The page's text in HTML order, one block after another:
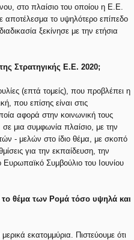
στο πλαίσιο του οποίου η Ε.Ε.
αποτέλεσμα το υψηλότερο επίπεδο
ξεκίνησε με την ετήσια
Στρατηγικής Ε.Ε. 2020;
(επτά τομείς), που προβλέπει η
που επίσης είναι στις
αφορά στην κοινωνική τους
μια συμφωνία πλαίσιο, με την
- μελών στο ίδιο θέμα, με σκοπό
για την εκπαίδευση, την
Συμβούλιο του Ιουνίου
το θέμα των Ρομά τόσο υψηλά και
εκατομμύρια. Πιστεύουμε ότι